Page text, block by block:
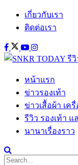
เกี่ยวกับเรา
ติดต่อเรา
หน้าแรก
ข่าวรองเท้า
ข่าวเสื้อผ้า เค
รีวิว รองเท้า
นานาเรื่องราว